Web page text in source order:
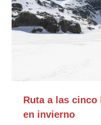
Ruta a las cinco
en invierno